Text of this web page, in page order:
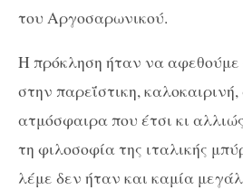
του Αργοσαρωνικού.
Η πρόκληση ήταν να αφεθούμε
στην παρεΐστικη,
ατμόσφαιρα που έτσι κι
τη φιλοσοφία της ιταλικής
λέμε δεν ήταν και καμία